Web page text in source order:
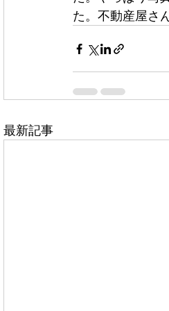
た。不動産屋さ
最新記事